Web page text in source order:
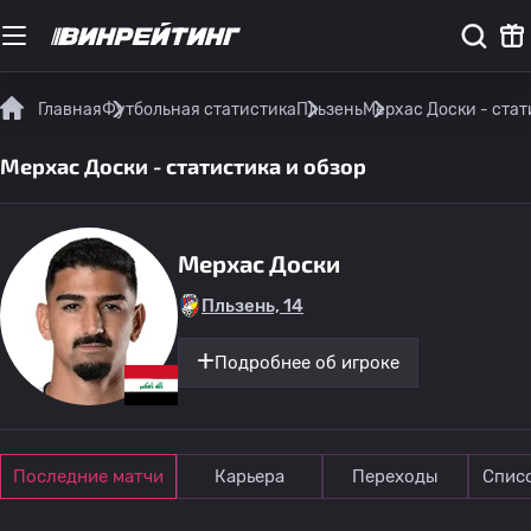
ГлавнаяФутбольная статистикаПльзеньМерхас Доски -
Мерхас Доски - статистика и обзор
Мерхас Доски
Пльзень, 14
Подробнее об игроке
Последние матчи Карьера Переходы